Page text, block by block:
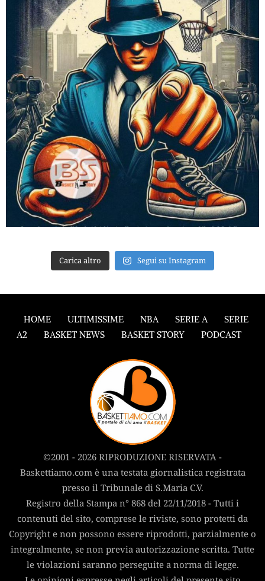
Carica altro Segui su Instagram
HOME ULTIMISSIME NBA SERIE A
SERIE
A2
BASKET NEWS BASKET STORY PODCAST
©2001 - 2026 RIPRODUZIONE RISERVATA -
Baskettiamo.com è una testata giornalistica registrata
presso il Tribunale di S.Maria C.V.
Registro della Stampa n° 868 del 22/11/2018 - Tutti i
contenuti del sito, comprese le riviste, sono protetti da
Copyright e non possono essere riprodotti, parzialmente o
integralmente, se non previa autorizzazione scritta. Tutte
le violazioni saranno perseguite a norma di legge.